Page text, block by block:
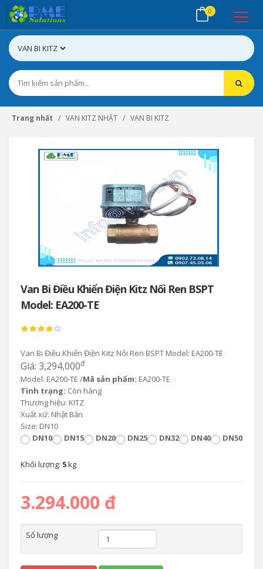
0
Trang nhất VAN KITZ NHẬT VAN BI KITZ
Van Bi Điều Khiển Điện Kitz Nối Ren BSPT
Model: EA200-TE
Van Bi Điều Khiển Điện Kitz Nối Ren BSPT Model: EA200-TE
Giá: 3,294,000đ
Model: EA200-TE /Mã sản phẩm: EA200-TE
Tình trạng: Còn hàng
Thương hiệu: KITZ
Xuất xứ: Nhật Bản
Size: DN10
DN10
DN15 DN20 DN25 DN32 DN40 DN50
Khối lượng: 5kg
3.294.000 đ
Số lượng